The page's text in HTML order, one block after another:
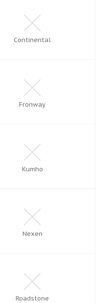
Continental
Fronway
Kumho
Nexen
Roadstone